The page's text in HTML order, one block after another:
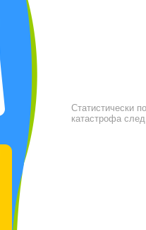
Статистически
катастрофа